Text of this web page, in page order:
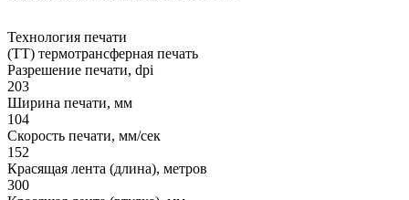
Технология печати
(TT) термотрансферная печать
Разрешение печати, dpi
203
Ширина печати, мм
104
Скорость печати, мм/сек
152
Красящая лента (длина), метров
300